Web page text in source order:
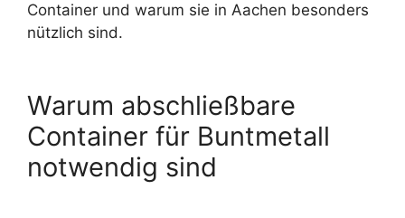
Container und warum sie in Aachen besonders
nützlich sind.
Warum abschließbare
Container für Buntmetall
notwendig sind